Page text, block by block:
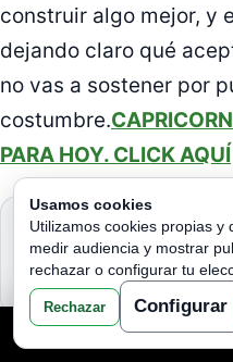
construir algo mejor, y
dejando claro qué
no vas a sostener por
costumbre.
PARA HOY. CLICK AQUÍ
SIENTE
SEGÚN
TU
Usamos cookies
Utilizamos cookies propias y
medir audiencia y mostrar
rechazar o configurar tu
Rechazar Configurar